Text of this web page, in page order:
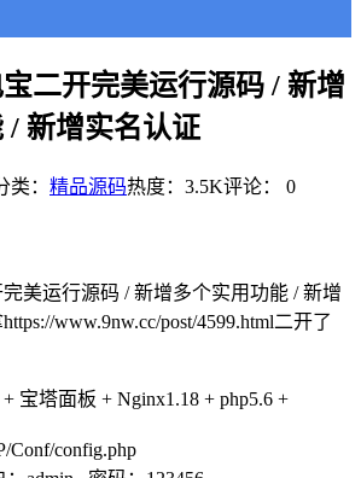
二开完美运行源码 / 新增
/ 新增实名认证
类： 精品源码热度：3.5K评论： 0
美运行源码 / 新增多个实用功能 / 新增
www.9nw.cc/post/4599.html二开了
宝塔面板 + Nginx1.18 + php5.6 +
Conf/config.php